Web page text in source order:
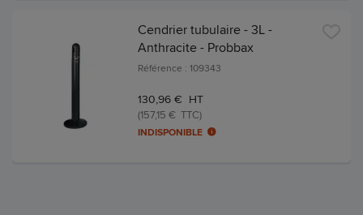
Cendrier tubulaire - 3L -
Anthracite - Probbax
Référence : 109343
130,96 € HT
(157,15 € TTC)
INDISPONIBLE